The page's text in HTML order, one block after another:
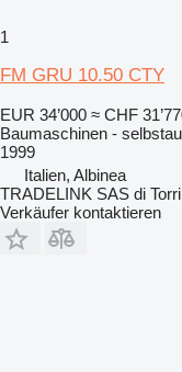
1
FM GRU 10.50 CTY
EUR 34’000 ≈ CHF
Baumaschinen -
1999
Italien, Albinea
TRADELINK SAS di
Verkäufer kontaktieren